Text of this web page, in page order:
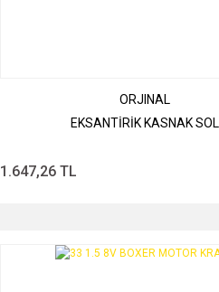
ORJINAL
EKSANTİRİK KASNAK SOL
1.647,26 TL